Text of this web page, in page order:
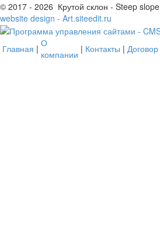
© 2017 - 2026 Крутой склон - Steep slope
website design - Art.siteedit.ru
Главная | О
компании | Контакты | Договор